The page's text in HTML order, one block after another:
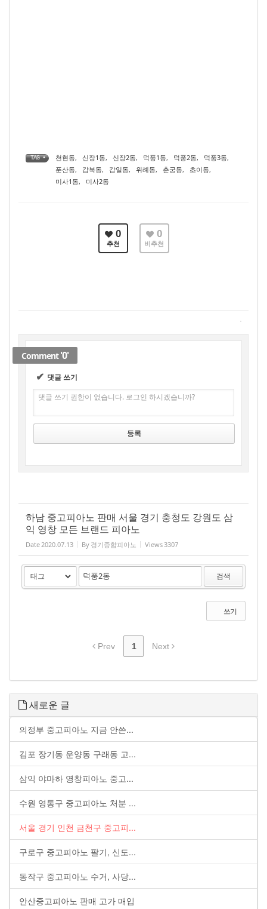
TAG • 천현동, 신장1동, 신장2동, 덕풍1동, 덕풍2동, 덕풍3동,
푼산동, 감북동, 감일동, 위례동, 춘궁동, 초이동,
미사1동, 미사2동
0
추천
0
비추천
✔ 댓글 쓰기
댓글 쓰기 권한이 없습니다. 로그인 하시겠습니까?
Comment'0'
하남 중고피아노 판매 서울 경기 충청도 강원도 삼
익 영창 모든 브랜드 피아노
Date 2020.07.13 By 경기종합피아노 Views 3307
검색
쓰기
Prev 1 Next
새로운 글
의정부 중고피아노 지금 안쓴...
김포 장기동 운양동 구래동 고...
삼익 야마하 영창피아노 중고...
수원 영통구 중고피아노 처분 ...
서울 경기 인천 금천구 중고피...
구로구 중고피아노 팔기, 신도...
동작구 중고피아노 수거, 사당...
안산중고피아노 판매 고가 매입